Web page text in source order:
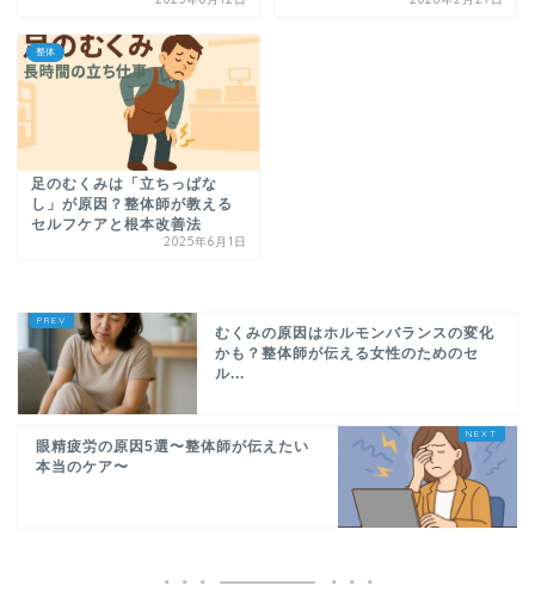
整体
足のむくみは「立ちっぱな
し」が原因？整体師が教える
セルフケアと根本改善法
2025年6月1日
むくみの原因はホルモンバランスの変化
かも？整体師が伝える女性のためのセ
ル...
眼精疲労の原因5選〜整体師が伝えたい
本当のケア〜